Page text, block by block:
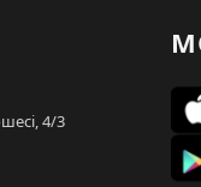
4/3